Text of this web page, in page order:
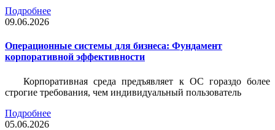
Подробнее
09.06.2026
Операционные системы для бизнеса: Фундамент
корпоративной эффективности
Корпоративная среда предъявляет к ОС гораздо более
строгие требования, чем индивидуальный пользователь
Подробнее
05.06.2026